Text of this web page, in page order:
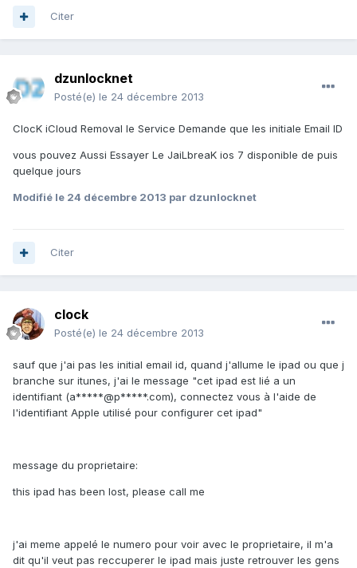
Citer
dzunlocknet
Posté(e) le 24 décembre 2013
ClocK iCloud Removal le Service Demande que les initiale Email ID
vous pouvez Aussi Essayer Le JaiLbreaK ios 7 disponible de puis
quelque jours
Modifié le 24 décembre 2013 par dzunlocknet
Citer
clock
Posté(e) le 24 décembre 2013
sauf que j'ai pas les initial email id, quand j'allume le ipad ou que j
branche sur itunes, j'ai le message "cet ipad est lié a un
identifiant (a*****@p*****.com), connectez vous à l'aide de
l'identifiant Apple utilisé pour configurer cet ipad"
message du proprietaire:
this ipad has been lost, please call me
j'ai meme appelé le numero pour voir avec le proprietaire, il m'a
dit qu'il veut pas reccuperer le ipad mais juste retrouver les gens